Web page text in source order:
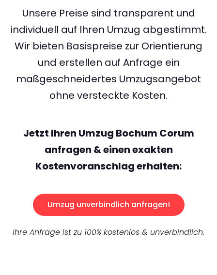
Unsere Preise sind transparent und
individuell auf Ihren Umzug abgestimmt.
Wir bieten Basispreise zur Orientierung
und erstellen auf Anfrage ein
maßgeschneidertes Umzugsangebot
ohne versteckte Kosten.
Jetzt Ihren Umzug Bochum Corum
anfragen & einen exakten
Kostenvoranschlag erhalten:
Umzug unverbindlich anfragen!
Ihre Anfrage ist zu 100% kostenlos & unverbindlich.